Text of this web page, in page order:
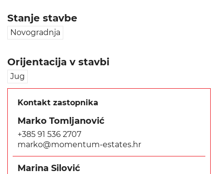
Stanje stavbe
Novogradnja
Orijentacija v stavbi
Jug
Kontakt zastopnika
Marko Tomljanović
+385 91 536 2707
marko@momentum-estates.hr
Marina Silović